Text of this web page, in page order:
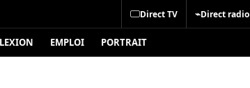
Direct TV ⌁Direct radio
EMPLOI PORTRAIT